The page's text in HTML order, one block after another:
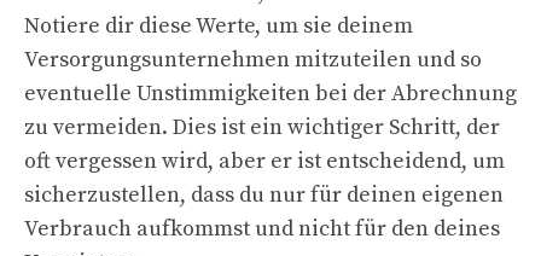
Notiere dir diese Werte, um sie deinem
Versorgungsunternehmen mitzuteilen und so
eventuelle Unstimmigkeiten bei der Abrechnung
zu vermeiden. Dies ist ein wichtiger Schritt, der
oft vergessen wird, aber er ist entscheidend, um
sicherzustellen, dass du nur für deinen eigenen
Verbrauch aufkommst und nicht für den deines